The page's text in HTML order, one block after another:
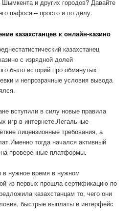
и других городов? Давайте
пафоса – просто и по делу.
казахстанцев к онлайн-казино
казахстанец
с изрядной долей
было историй про обманутых
и непрозрачные условия вывода
вступили в силу новые правила
игр в интернете.Легальные
лицензионные требования, а
тогда начался активный
на проверенные платформы.
в нужное время в нужном
из первых прошла сертификацию по
казахстанцам то, чего они
быстрые выплаты и интерфейс